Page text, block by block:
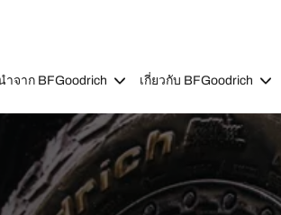
จาก BFGoodrich เกี่ยวกับ BFGoodrich